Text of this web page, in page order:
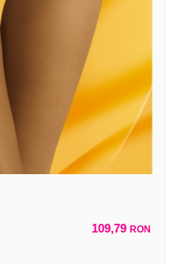
109,79 RON